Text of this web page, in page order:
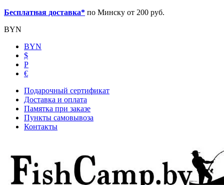
Бесплатная доставка* по Минску от 200 руб.
BYN
BYN
$
Р
€
Подарочный сертификат
Доставка и оплата
Памятка при заказе
Пункты самовывоза
Контакты